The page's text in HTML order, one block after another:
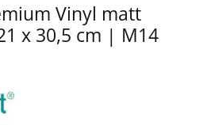
Vinyl matt
x 30,5 cm | M14